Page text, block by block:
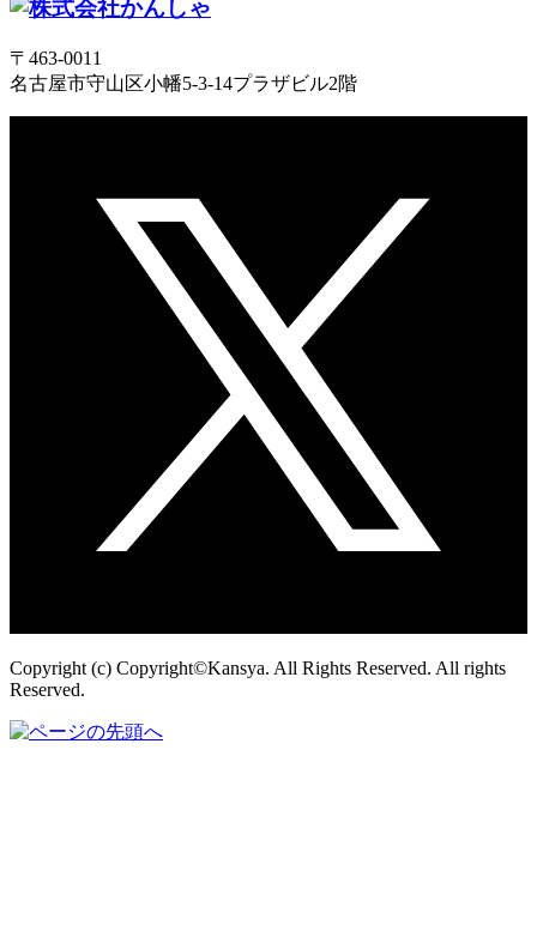
〒463-0011
名古屋市守山区小幡5-3-14プラザビル2階
Copyright (c) Copyright©Kansya. All Rights Reserved. All rights
Reserved.